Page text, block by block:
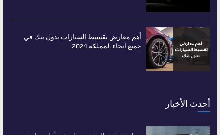
أهم معارض تقسيط السيارات بدون بنك في
جميع أنحاء المملكة 2024
أحدث الأخبار